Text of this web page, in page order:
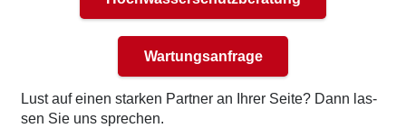
Wartungsanfrage
Lust auf einen star­ken Part­ner an Ihrer Sei­te? Dann las­
sen Sie uns spre­chen.